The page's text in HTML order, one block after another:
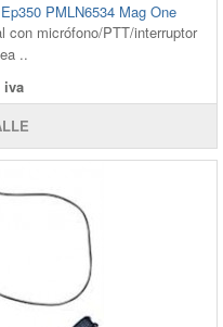
PMLN6534 Mag One
micrófono/PTT/interruptor
..
iva